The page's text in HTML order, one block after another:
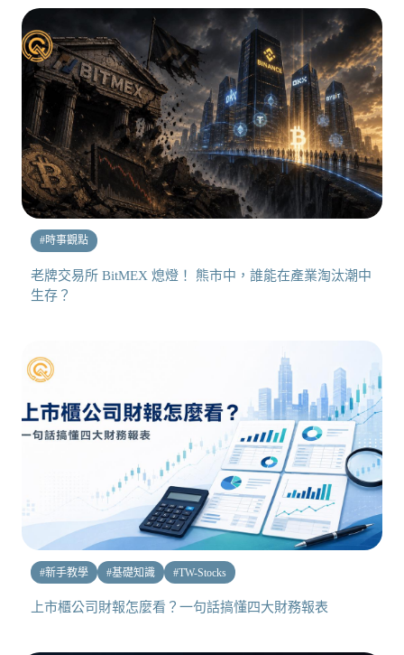
#時事觀點
老牌交易所 BitMEX 熄燈！ 熊市中，誰能在產業淘汰潮中
生存？
#新手教學 #基礎知識 #TW-Stocks
上市櫃公司財報怎麼看？一句話搞懂四大財務報表